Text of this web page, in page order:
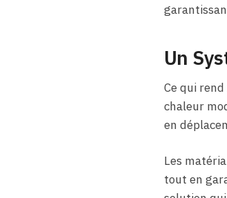
Un
Ce qui
chaleur
en
Les
tout en